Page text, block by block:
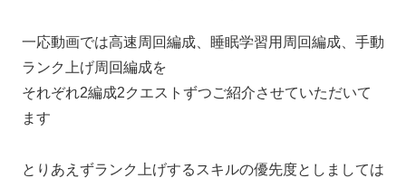
一応動画では高速周回編成、睡眠学習用周回編成、手動
ランク上げ周回編成を
それぞれ2編成2クエストずつご紹介させていただいて
ます
とりあえずランク上げするスキルの優先度としましては